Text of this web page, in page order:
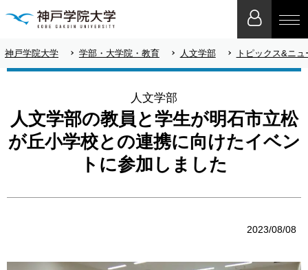
神戸学院大学 学部・大学院・教育 人文学部 トピックス&ニ
人文学部
人文学部の教員と学生が明石市立松
が丘小学校との連携に向けたイベン
トに参加しました
2023/08/08